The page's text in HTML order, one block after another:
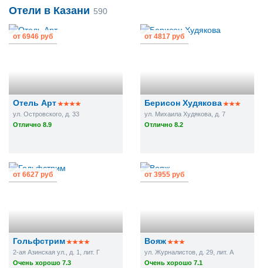
Отели в Казани 590
Отель Арт
ул. Островского, д. 33
Отлично 8.9
от 6946 руб
Берисон Худякова
ул. Михаила Худякова, д. 7
Отлично 8.2
от 4817 руб
Гольфстрим
2-ая Азинская ул., д. 1, лит. Г
Очень хорошо 7.3
от 6627 руб
Вояж
ул. Журналистов, д. 29, лит. А
Очень хорошо 7.1
от 3955 руб